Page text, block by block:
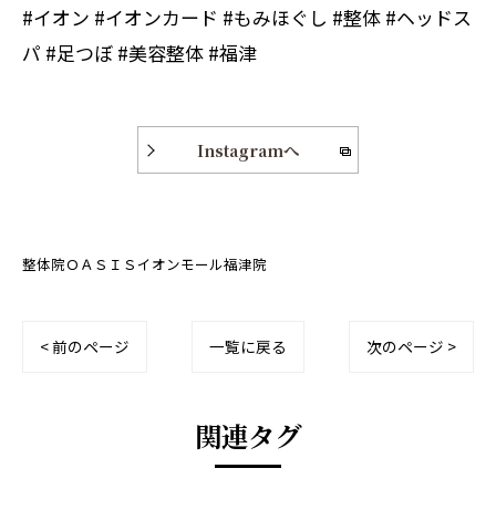
#イオン #イオンカード #もみほぐし #整体 #ヘッドス
パ #足つぼ #美容整体 #福津
Instagramへ
整体院ＯＡＳＩＳイオンモール福津院
< 前のページ 一覧に戻る 次のページ >
関連タグ